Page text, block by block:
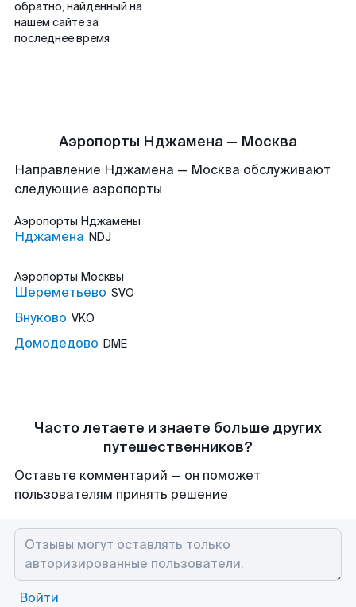
обратно, найденный на
нашем сайте за
последнее время
Аэропорты Нджамена — Москва
Направление Нджамена — Москва обслуживают
следующие аэропорты
Аэропорты Нджамены
Нджамена NDJ
Аэропорты Москвы
Шереметьево SVO
Внуково VKO
Домодедово DME
Часто летаете и знаете больше других
путешественников?
Оставьте комментарий — он поможет
пользователям принять решение
Войти